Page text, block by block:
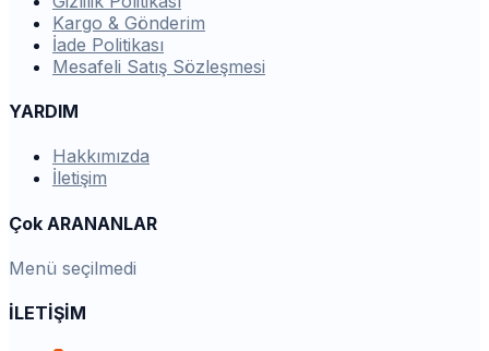
Kargo & Gönderim
İade Politikası
Mesafeli Satış Sözleşmesi
YARDIM
Hakkımızda
İletişim
Çok ARANANLAR
Menü seçilmedi
İLETİŞİM